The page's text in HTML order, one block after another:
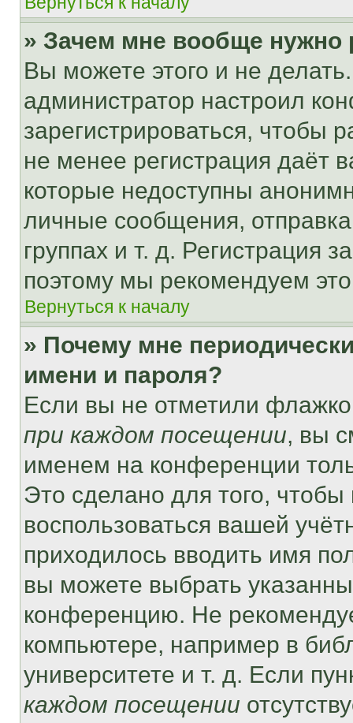
» Зачем мне вообще нужно
Вы можете этого и не
администратор настроил
зарегистрироваться, чтобы
не менее регистрация даёт
которые недоступны
личные сообщения,
группах и т. д. Регистрация
поэтому мы рекомендуем
Вернуться к началу
» Почему мне
имени и пароля?
Если вы не отметили
при каждом посещении, вы
именем на конференции
Это сделано для того, чтобы
воспользоваться вашей
приходилось вводить имя
вы можете выбрать
конференцию. Не
компьютере, например в
университете и т. д. Если
каждом посещении